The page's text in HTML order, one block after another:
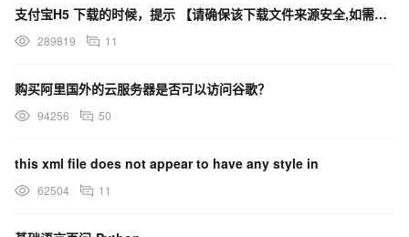
支付宝H5 下载的时候，提示 【请确保该下载文件来源安全,如需浏览,请长按网址复制后使用浏览器访问】
289819 11
购买阿里国外的云服务器是否可以访问谷歌？
94256 50
this xml file does not appear to have any style in
62504 11